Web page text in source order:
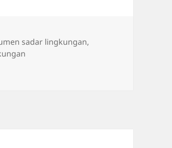
sadar lingkungan,
Ramah Lingkungan Jadi Pilihan Utama